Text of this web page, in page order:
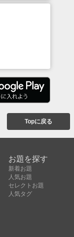
Topに戻る
お題を探す
新着お題
人気お題
セレクトお題
人気タグ